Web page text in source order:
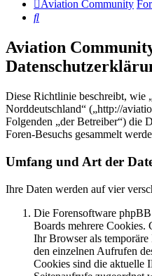
Aviation Community
Suche
Aviation
Diese Richtlinie beschreibt, wie
Norddeutschland“ („http://
Folgenden „der Betreiber“) die
Foren-Besuchs gesammelt
Umfang und Art der
Ihre Daten werden auf vier
Die Forensoftware
Boards mehrere Cookies.
Ihr Browser als
den einzelnen Aufrufen
Cookies sind die aktuelle